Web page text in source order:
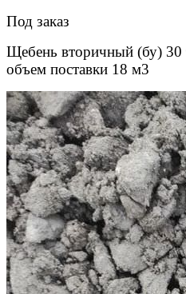
Под заказ
Щебень вторичный (бу) 30
объем поставки 18 м3